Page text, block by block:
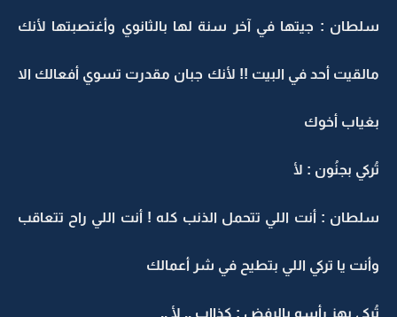
سلطان : جيتها في آخر سنة لها بالثانوي وأغتصبتها لأنك
مالقيت أحد في البيت !! لأنك جبان مقدرت تسوي أفعالك الا
بغياب أخوك
تُركي بجنُون : لأ
سلطان : أنت اللي تتحمل الذنب كله ! أنت اللي راح تتعاقب
وأنت يا تركي اللي بتطيح في شر أعمالك
تُركي يهز رأسه بالرفض : كذااب .. لأ ..